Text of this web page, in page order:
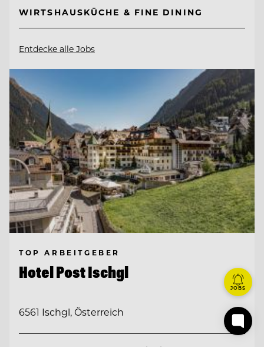
WIRTSHAUSKÜCHE & FINE DINING
Entdecke alle Jobs
TOP ARBEITGEBER
Hotel Post Ischgl
6561 Ischgl, Österreich
JOBS